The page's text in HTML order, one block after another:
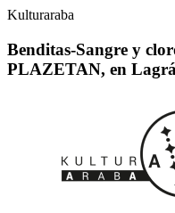
Kulturaraba
Benditas-Sangre y
PLAZETAN, en